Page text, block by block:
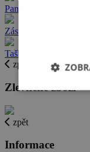
Pantofle s vlastním
Zástěry s vlastním
Tašky s vlastním
zpět
Zlevněné zboží
zpět
Informace